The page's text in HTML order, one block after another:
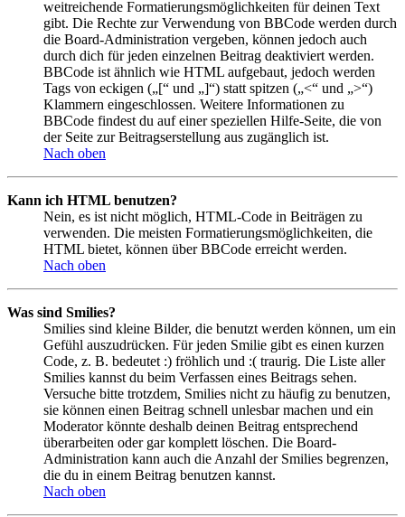
weitreichende Formatierungsmöglichkeiten für deinen Text
gibt. Die Rechte zur Verwendung von BBCode werden durch
die Board-Administration vergeben, können jedoch auch
durch dich für jeden einzelnen Beitrag deaktiviert werden.
BBCode ist ähnlich wie HTML aufgebaut, jedoch werden
Tags von eckigen („[“ und „]“) statt spitzen („<“ und „>“)
Klammern eingeschlossen. Weitere Informationen zu
BBCode findest du auf einer speziellen Hilfe-Seite, die von
der Seite zur Beitragserstellung aus zugänglich ist.
Nach oben
Kann ich HTML benutzen?
Nein, es ist nicht möglich, HTML-Code in Beiträgen zu
verwenden. Die meisten Formatierungsmöglichkeiten, die
HTML bietet, können über BBCode erreicht werden.
Nach oben
Was sind Smilies?
Smilies sind kleine Bilder, die benutzt werden können, um ein
Gefühl auszudrücken. Für jeden Smilie gibt es einen kurzen
Code, z. B. bedeutet :) fröhlich und :( traurig. Die Liste aller
Smilies kannst du beim Verfassen eines Beitrags sehen.
Versuche bitte trotzdem, Smilies nicht zu häufig zu benutzen,
sie können einen Beitrag schnell unlesbar machen und ein
Moderator könnte deshalb deinen Beitrag entsprechend
überarbeiten oder gar komplett löschen. Die Board-
Administration kann auch die Anzahl der Smilies begrenzen,
die du in einem Beitrag benutzen kannst.
Nach oben